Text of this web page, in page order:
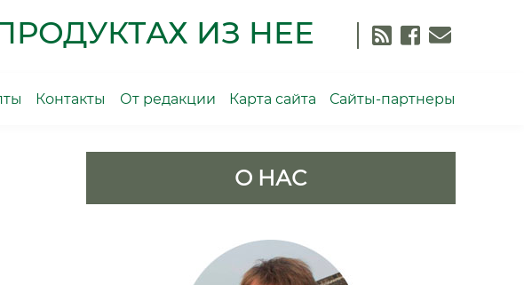
ИЗ НЕЕ
Контакты От редакции Карта сайта Сайты-партнеры
О НАС